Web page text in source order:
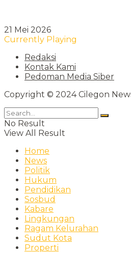
21 Mei 2026
Currently Playing
Redaksi
Kontak Kami
Pedoman Media Siber
Copyright © 2024 Cilegon
No Result
View All Result
Home
News
Politik
Hukum
Pendidikan
Sosbud
Kabare
Lingkungan
Ragam Kelurahan
Sudut Kota
Properti